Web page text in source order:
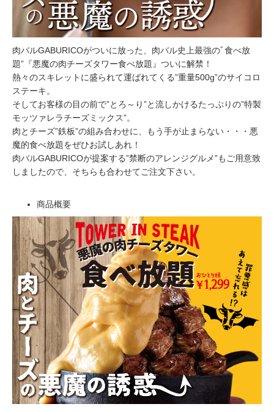
肉バルGABURICOがついに放った、肉バル史上最強のﾞ食べ放
題”『悪魔の肉チーズタワー食べ放題』ついに解禁！
熱々のスキレットに盛られて運ばれてくる”重量500g”のサイコロ
ステーキ。
そしてお客様の目の前で”とろ～り”と流しかけるたっぷりの”特製
モッツァレラチーズミックス”。
肉とチーズ”鉄板”の組み合わせに、もう手が止まらない・・・悪
魔的食べ放題をぜひお試しあれ！
肉バルGABURICOが提案する”禁断のアレンジグルメ”もご用意致
しましたので、そちらも合わせてご注文下さい。
商品概要